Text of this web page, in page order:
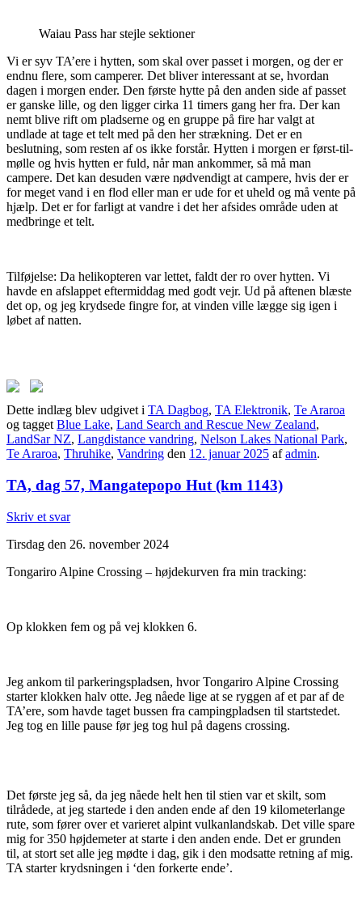
Waiau Pass har stejle sektioner
Vi er syv TA’ere i hytten, som skal over passet i morgen, og der er
endnu flere, som camperer. Det bliver interessant at se, hvordan
dagen i morgen ender. Den første hytte på den anden side af passet
er ganske lille, og den ligger cirka 11 timers gang her fra. Der kan
nemt blive rift om pladserne og en gruppe på fire har valgt at
undlade at tage et telt med på den her strækning. Det er en
beslutning, som resten af os ikke forstår. Hytten i morgen er først-til-
mølle og hvis hytten er fuld, når man ankommer, så må man
campere. Det kan desuden være nødvendigt at campere, hvis der er
for meget vand i en flod eller man er ude for et uheld og må vente på
hjælp. Det er for farligt at vandre i det her afsides område uden at
medbringe et telt.
Tilføjelse: Da helikopteren var lettet, faldt der ro over hytten. Vi
havde en afslappet eftermiddag med godt vejr. Ud på aftenen blæste
det op, og jeg krydsede fingre for, at vinden ville lægge sig igen i
løbet af natten.
Dette indlæg blev udgivet i TA Dagbog, TA Elektronik, Te Araroa
og tagget Blue Lake, Land Search and Rescue New Zealand,
LandSar NZ, Langdistance vandring, Nelson Lakes National Park,
Te Araroa, Thruhike, Vandring den 12. januar 2025 afadmin.
TA, dag 57, Mangatepopo Hut (km 1143)
Skriv et svar
Tirsdag den 26. november 2024
Tongariro Alpine Crossing – højdekurven fra min tracking:
Op klokken fem og på vej klokken 6.
Jeg ankom til parkeringspladsen, hvor Tongariro Alpine Crossing
starter klokken halv otte. Jeg nåede lige at se ryggen af et par af de
TA’ere, som havde taget bussen fra campingpladsen til startstedet.
Jeg tog en lille pause før jeg tog hul på dagens crossing.
Det første jeg så, da jeg nåede helt hen til stien var et skilt, som
tilrådede, at jeg startede i den anden ende af den 19 kilometerlange
rute, som fører over et varieret alpint vulkanlandskab. Det ville spare
mig for 350 højdemeter at starte i den anden ende. Det er grunden
til, at stort set alle jeg mødte i dag, gik i den modsatte retning af mig.
TA starter krydsningen i ‘den forkerte ende’.